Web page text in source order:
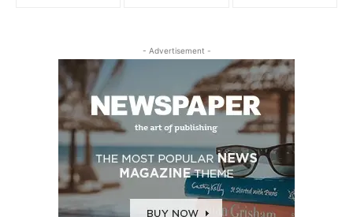
- Advertisement -